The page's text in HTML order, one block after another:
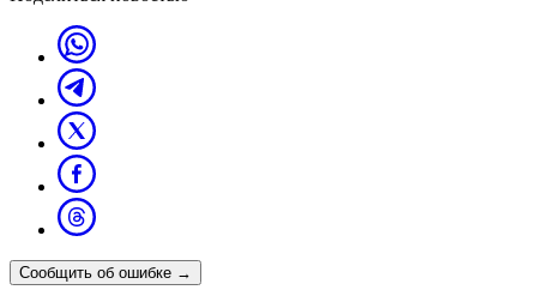
Сообщить об ошибке →